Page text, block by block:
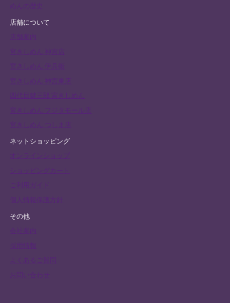
めんの歴史
店舗について
宮きしめん 神宮店
宮きしめん 神宮東店
宮きしめん フジタモール店
ネットショッピング
個人情報保護方針
その他
採用情報
よくあるご質問